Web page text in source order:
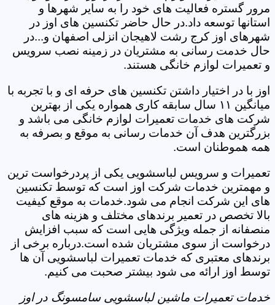
مرور گستره فعالیت های خود را به سایر شهرها و
استانها توسعه داد.در حال حاضر تکنسین های اوز در
شهرهای اوز کرج رشت لاهیجان انزلی اصفهان و...در
حال خدمت رسانی به مشتریان در زمینه نصب سرویس
و تعمیرات لوازم خانگی هستند.
اوز با در اختیار داشتن تکنسین های حرفه ای و با تجربه با
میانگین ۱۱ سال سابقه کاری همواره یکی از بهترین
شرکت های خدمات تعمیرات لوازم خانگی می باشد و
بزرگترین هدف آن خدمات رسانی به موقع و بصرفه به
همه هموطنان است.
تعمیرات و سرویس لباسشویی یکی از پردرخواست ترین
و مهمترین خدمات شرکت اوز است که توسط تکنسین
های این شرکت انجام می شود.خدمات به موقع کیفیت
بالا تخصص در تعمیر برندهای مختلف و هزینه های
منصفانه از جمله ویژگی هایی است که سبب افزایش
درخواست از سوی مشتریان شده است.درباره برخی از
برندهای معتبری که خدمات تعمیرات لباسشویی آن ها
توسط اوز ارائه می شود بیشتر صحبت می کنیم.
خدمات تعمیرات ماشین لباسشویی سامسونگ در اوز